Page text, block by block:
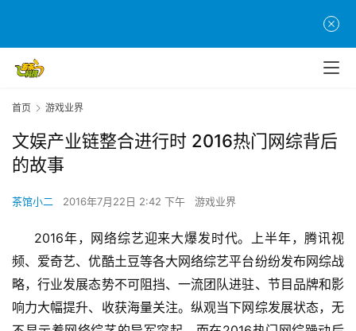
首页 游戏业界
文娱产业链整合进行时 2016热门网综背后
的故事
茶馆小二 2016年7月22日 2:42 下午 游戏业界
2016年，网络综艺迎来大爆发时代。上半年，腾讯视
频、爱奇艺、优酷土豆等各大网络综艺平台纷纷发布网综战
略，行业发展态势不可阻挡、一流团队进驻、节目品牌和影
响力大幅提升、收获海量关注。纵观当下网综发展状态，无